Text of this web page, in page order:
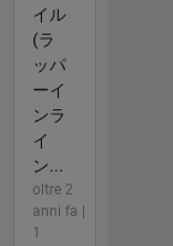
イル
(ラ
ッパ
ーイ
ンラ
イ
ン...
oltre 2
anni fa |
1